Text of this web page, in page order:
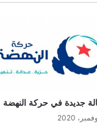
جديدة في حركة النهضة